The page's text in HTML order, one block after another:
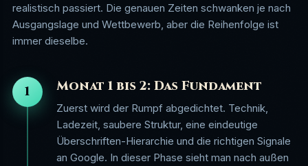
realistisch passiert. Die genauen Zeiten schwanken je nach
Ausgangslage und Wettbewerb, aber die Reihenfolge ist
immer dieselbe.
1 Monat 1 bis 2: Das Fundament
Zuerst wird der Rumpf abgedichtet. Technik,
Ladezeit, saubere Struktur, eine eindeutige
Überschriften-Hierarchie und die richtigen Signale
an Google. In dieser Phase sieht man nach außen